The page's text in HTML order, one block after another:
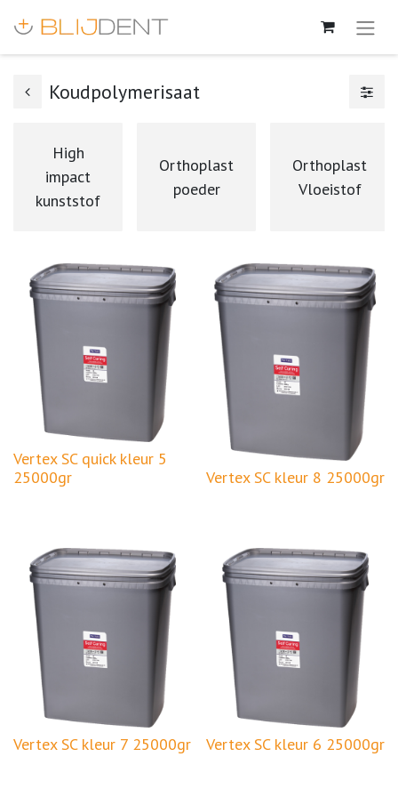
Koudpolymerisaat
High
impact
kunststof
Orthoplast
poeder
Orthoplast
Vloeistof
Vertex SC quick kleur 5
25000gr
Vertex SC kleur 8 25000gr
Vertex SC kleur 7 25000gr Vertex SC kleur 6 25000gr